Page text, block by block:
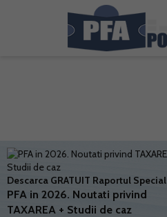
Descarca GRATUIT Raportul Special
PFA in 2026. Noutati privind
TAXAREA + Studii de caz